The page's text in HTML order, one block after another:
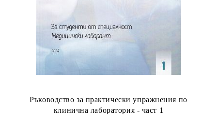
Ръководство за практически упражнения по
клинична лаборатория - част 1